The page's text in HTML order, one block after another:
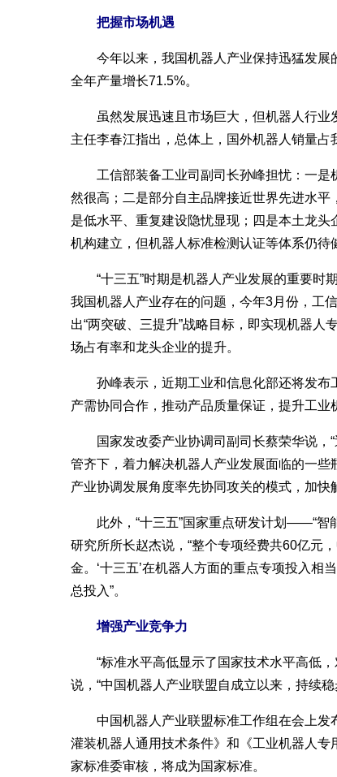
把握市场机遇
今年以来，我国机器人产业保持迅猛发展
全年产量增长71.5%。
虽然发展迅速且市场巨大，但机器人行业
主任李春江指出，总体上，国外机器人销量占
工信部装备工业司副司长孙峰担忧：一是
然很高；二是部分自主品牌接近世界先进水
是低水平、重复建设隐忧显现；四是本土龙
机构建立，但机器人标准检测认证等体系仍待
“十三五”时期是机器人产业发展的重要时
我国机器人产业存在的问题，今年3月份，工
出“两突破、三提升”战略目标，即实现机器
场占有率和龙头企业的提升。
孙峰表示，近期工业和信息化部还将发布
产需协同合作，推动产品质量保证，提升工业
国家发改委产业协调司副司长蔡荣华说，“
管齐下，着力解决机器人产业发展面临的一
产业协调发展角度率先协同攻关的模式，加快
此外，“十三五”国家重点研发计划——“智能
研究所所长赵杰说，“整个专项经费共60亿元
金。‘十三五’在机器人方面的重点专项投入相
总投入”。
增强产业竞争力
“标准水平高低显示了国家技术水平高低，
说，“中国机器人产业联盟自成立以来，持续
中国机器人产业联盟标准工作组在会上发
灌装机器人通用技术条件》和《工业机器人
家标准委审核，将成为国家标准。